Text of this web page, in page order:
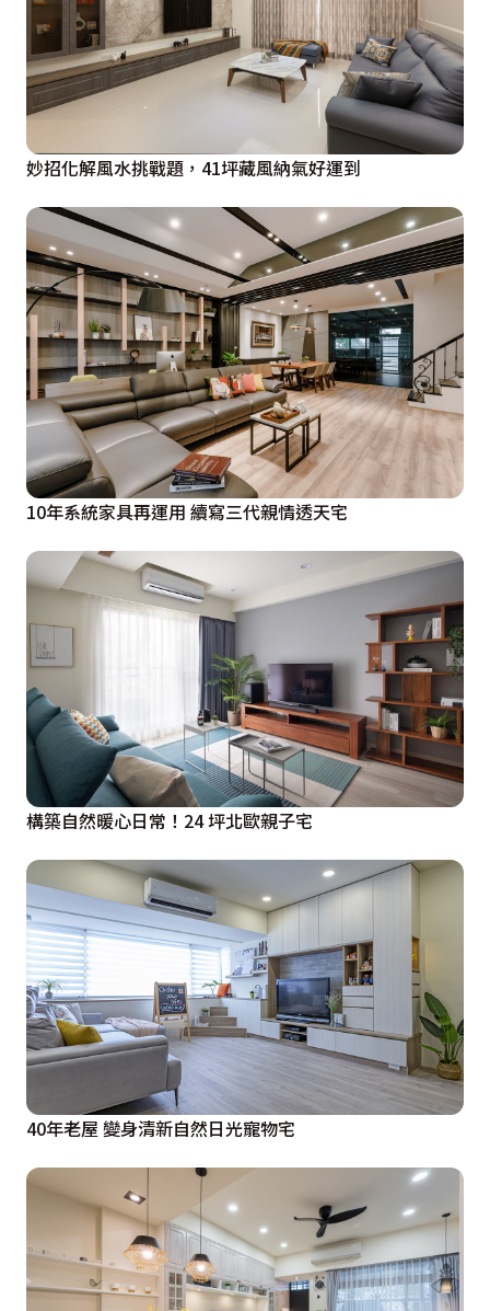
妙招化解風水挑戰題，41坪藏風納氣好運到
10年系統家具再運用 續寫三代親情透天宅
構築自然暖心日常！24 坪北歐親子宅
40年老屋 變身清新自然日光寵物宅